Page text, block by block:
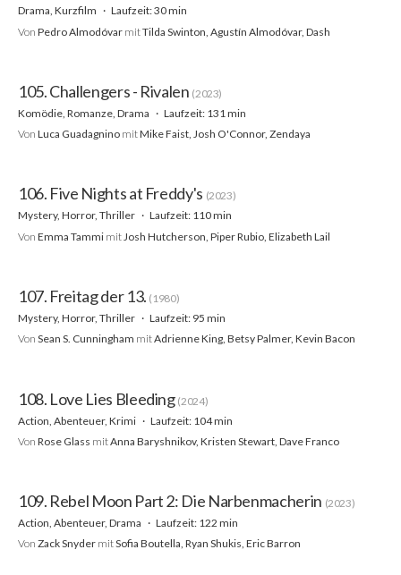
Drama, Kurzfilm
Laufzeit: 30 min
Von Pedro Almodóvar mitTilda Swinton, Agustín Almodóvar, Dash
105. Challengers - Rivalen (2023)
Komödie, Romanze, Drama
Laufzeit: 131 min
Von Luca Guadagnino mitMike Faist, Josh O'Connor, Zendaya
106. Five Nights at Freddy's (2023)
Mystery, Horror, Thriller
Laufzeit: 110 min
Von Emma Tammi mit Josh Hutcherson, Piper Rubio, Elizabeth Lail
107. Freitag der 13. (1980)
Mystery, Horror, Thriller
Laufzeit: 95 min
Von Sean S. Cunningham mitAdrienne King, Betsy Palmer, Kevin Bacon
108. Love Lies Bleeding (2024)
Action, Abenteuer, Krimi
Laufzeit: 104 min
Von Rose Glass mitAnna Baryshnikov, Kristen Stewart, Dave Franco
109. Rebel Moon Part 2: Die Narbenmacherin (2023)
Action, Abenteuer, Drama
Laufzeit: 122 min
Von Zack Snyder mitSofia Boutella, Ryan Shukis, Eric Barron